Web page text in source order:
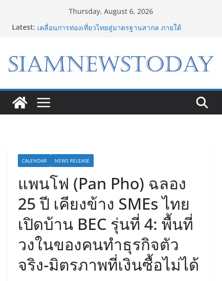
Thursday, August 6, 2026
Latest: กรมการท่องเที่ยวเดินหน้าสร้าง Green Coach รุ่นใหม่ ขับ
“ดีโด้” คว้ารางวัล Marketeer ตอกย้ำผู้นำตลาดน้ำผลไม้
Non 100% ครองที่ 1 ในใจผู้บริโภค 8 ปีซ้อน
มุมมองใหม่สู่การศึกษาระดับมัธยมในประเทศจีน
Bambu Lab เปิด Bambu World และ Authorized
Premium Store แห่งแรกในไทย สร้าง Community แห่ง
การเรียนรู้ผ่าน 3D Printing
CALENDAR NEWS RELEASE
แพนโฟ (Pan Pho) ฉลอง
25 ปี เคียงข้าง SMEs ไทย
เปิดบ้าน BEC รุ่นที่ 4: พื้นที่
วงในของคนทำธุรกิจตัว
จริง-มิตรภาพที่เงินซื้อไม่ได้